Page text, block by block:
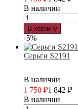
В наличии
В корзину
-5%
Серьги S2191
В наличии
1 750 ₽1 842 ₽
В наличии